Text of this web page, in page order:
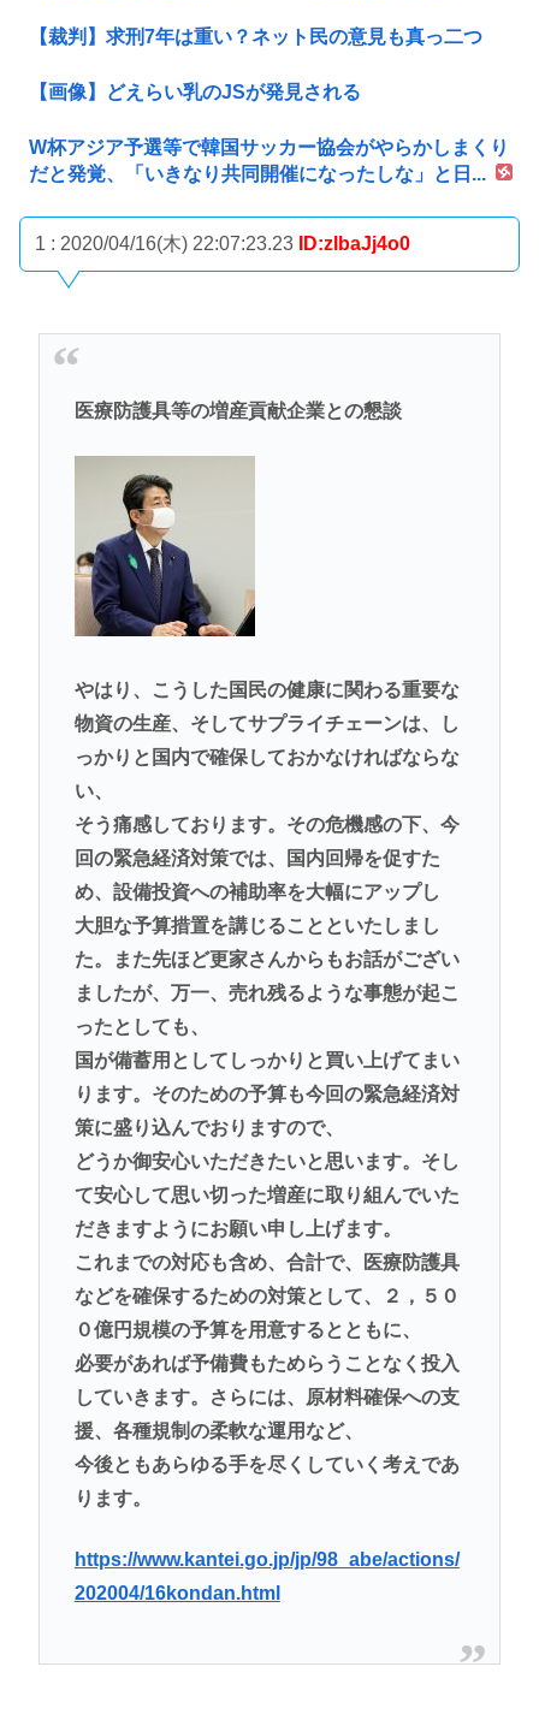
【裁判】求刑7年は重い？ネット民の意見も真っ二つ
【画像】どえらい乳のJSが発見される
W杯アジア予選等で韓国サッカー協会がやらかしまくり
だと発覚、「いきなり共同開催になったしな」と日...
1 : 2020/04/16(木) 22:07:23.23 ID:zIbaJj4o0
医療防護具等の増産貢献企業との懇談
やはり、こうした国民の健康に関わる重要な
物資の生産、そしてサプライチェーンは、し
っかりと国内で確保しておかなければならな
い、
そう痛感しております。その危機感の下、今
回の緊急経済対策では、国内回帰を促すた
め、設備投資への補助率を大幅にアップし
大胆な予算措置を講じることといたしまし
た。また先ほど更家さんからもお話がござい
ましたが、万一、売れ残るような事態が起こ
ったとしても、
国が備蓄用としてしっかりと買い上げてまい
ります。そのための予算も今回の緊急経済対
策に盛り込んでおりますので、
どうか御安心いただきたいと思います。そし
て安心して思い切った増産に取り組んでいた
だきますようにお願い申し上げます。
これまでの対応も含め、合計で、医療防護具
などを確保するための対策として、２，５０
０億円規模の予算を用意するとともに、
必要があれば予備費もためらうことなく投入
していきます。さらには、原材料確保への支
援、各種規制の柔軟な運用など、
今後ともあらゆる手を尽くしていく考えであ
ります。
https://www.kantei.go.jp/jp/98_abe/actions/
202004/16kondan.html